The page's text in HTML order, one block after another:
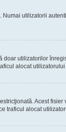
utilizatorii
doar utilizatorilor
alocat
Acest
traficul alocat